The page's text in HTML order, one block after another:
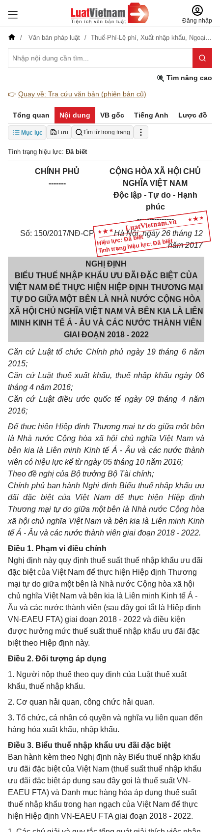
Đăng nhập
Văn bản pháp luật Thuế-Phí-Lệ phí, Xuất nhập khẩu, Ngoại giao
Tìm nâng cao
👉 Quay về: Tra cứu văn bản (phiên bản cũ)
Tổng quan Nội dung VB gốc Tiếng Anh Lược đồ
Mục lục Lưu Tìm từ trong trang
Tình trạng hiệu lực: Đã biết
Hiệu lực: Đã biết
Tình trạng hiệu lực: Đã biết
CHÍNH PHỦ
-------
CỘNG HÒA XÃ HỘI CHỦ
NGHĨA VIỆT NAM
Độc lập - Tự do - Hạnh
phúc
---------------
Số: 150/2017/NĐ-CP
Hà Nội, ngày 26 tháng 12
năm 2017
NGHỊ ĐỊNH
BIỂU THUẾ NHẬP KHẨU ƯU ĐÃI ĐẶC BIỆT CỦA
VIỆT NAM ĐỂ THỰC HIỆN HIỆP ĐỊNH THƯƠNG MẠI
TỰ DO GIỮA MỘT BÊN LÀ NHÀ NƯỚC CỘNG HÒA
XÃ HỘI CHỦ NGHĨA VIỆT NAM VÀ BÊN KIA LÀ LIÊN
MINH KINH TẾ Á - ÂU VÀ CÁC NƯỚC THÀNH VIÊN
GIAI ĐOẠN 2018 - 2022
Căn cứ Luật tổ chức Chính phủ ngày 19 tháng 6 năm
2015;
Căn cứ Luật thuế xuất khẩu, thuế nhập khẩu ngày 06
tháng 4 năm 2016;
Căn cứ Luật điều ước quốc tế ngày 09 tháng 4 năm
2016;
Để thực hiện Hiệp định Thương mại tự do giữa một bên
là Nhà nước Cộng hòa xã hội chủ nghĩa Việt Nam và
bên kia là Liên minh Kinh tế Á - Âu và các nước thành
viên có hiệu lực kể từ ngày 05 tháng 10 năm 2016;
Theo đề nghị của Bộ trưởng Bộ Tài chính;
Chính phủ ban hành Nghị định Biểu thuế nhập khẩu ưu
đãi đặc biệt của Việt Nam để thực hiện Hiệp định
Thương mại tự do giữa một bên là Nhà nước Cộng hòa
xã hội chủ nghĩa Việt Nam và bên kia là Liên minh Kinh
tế Á - Âu và các nước thành viên giai đoạn 2018 - 2022.
Điều 1. Phạm vi điều chỉnh
Nghị định này quy định thuế suất thuế nhập khẩu ưu đãi
đặc biệt của Việt Nam để thực hiện Hiệp định Thương
mại tự do giữa một bên là Nhà nước Cộng hòa xã hội
chủ nghĩa Việt Nam và bên kia là Liên minh Kinh tế Á -
Âu và các nước thành viên (sau đây gọi tắt là Hiệp định
VN-EAEU FTA) giai đoạn 2018 - 2022 và điều kiện
được hưởng mức thuế suất thuế nhập khẩu ưu đãi đặc
biệt theo Hiệp định này.
Điều 2. Đối tượng áp dụng
1. Người nộp thuế theo quy định của Luật thuế xuất
khẩu, thuế nhập khẩu.
2. Cơ quan hải quan, công chức hải quan.
3. Tổ chức, cá nhân có quyền và nghĩa vụ liên quan đến
hàng hóa xuất khẩu, nhập khẩu.
Điều 3. Biểu thuế nhập khẩu ưu đãi đặc biệt
Ban hành kèm theo Nghị định này Biểu thuế nhập khẩu
ưu đãi đặc biệt của Việt Nam (thuế suất thuế nhập khẩu
ưu đãi đặc biệt áp dụng sau đây gọi là thuế suất VN-
EAEU FTA) và Danh mục hàng hóa áp dụng thuế suất
thuế nhập khẩu trong hạn ngạch của Việt Nam để thực
hiện Hiệp định VN-EAEU FTA giai đoạn 2018 - 2022.